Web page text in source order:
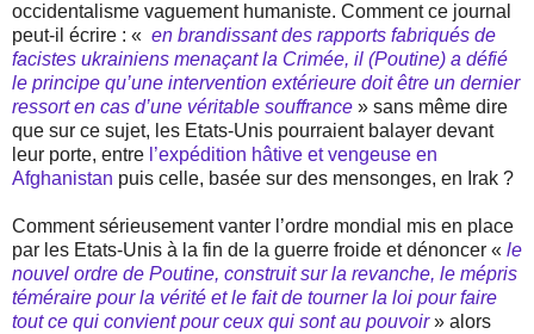
occidentalisme vaguement humaniste. Comment ce journal
peut-il écrire : « en brandissant des rapports fabriqués de
facistes ukrainiens menaçant la Crimée, il (Poutine) a défié
le principe qu’une intervention extérieure doit être un dernier
ressort en cas d’une véritable souffrance » sans même dire
que sur ce sujet, les Etats-Unis pourraient balayer devant
leur porte, entre l’expédition hâtive et vengeuse en
Afghanistan puis celle, basée sur des mensonges, en Irak ?
Comment sérieusement vanter l’ordre mondial mis en place
par les Etats-Unis à la fin de la guerre froide et dénoncer « le
nouvel ordre de Poutine, construit sur la revanche, le mépris
téméraire pour la vérité et le fait de tourner la loi pour faire
tout ce qui convient pour ceux qui sont au pouvoir» alors